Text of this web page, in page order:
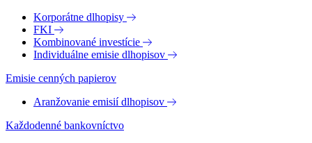
Korporátne dlhopisy
FKI
Kombinované investície
Individuálne emisie dlhopisov
Emisie cenných papierov
Aranžovanie emisií dlhopisov
Každodenné bankovníctvo